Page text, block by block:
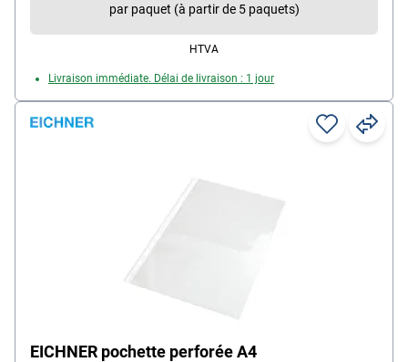
par paquet (à partir de 5 paquets)
HTVA
Livraison immédiate. Délai de livraison : 1 jour
EICHNER pochette perforée A4